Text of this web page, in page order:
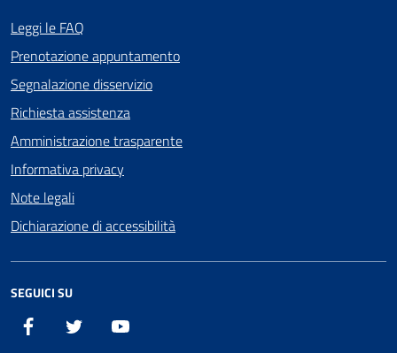
Leggi le FAQ
Prenotazione appuntamento
Segnalazione disservizio
Richiesta assistenza
Amministrazione trasparente
Informativa privacy
Note legali
Dichiarazione di accessibilità
SEGUICI SU
Facebook